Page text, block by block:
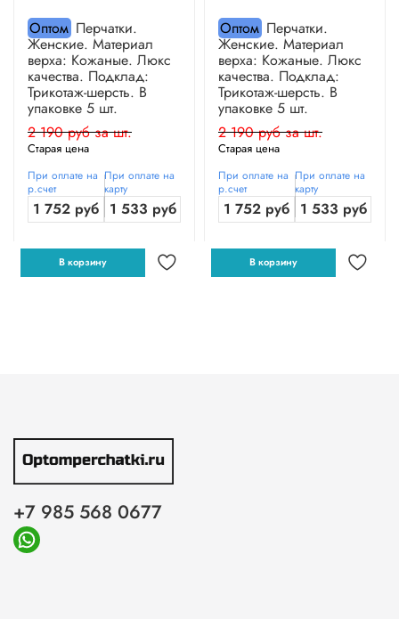
ОптомПерчатки.
Женские. Материал
верха: Кожаные. Люкс
качества. Подклад:
Трикотаж-шерсть. В
упаковке 5 шт.
2 190 руб за шт.
Старая цена
При оплате на
р.счет
1 752 руб
При оплате на
карту
1 533 руб
В корзину
ОптомПерчатки.
Женские. Материал
верха: Кожаные. Люкс
качества. Подклад:
Трикотаж-шерсть. В
упаковке 5 шт.
2 190 руб за шт.
Старая цена
При оплате на
р.счет
1 752 руб
При оплате на
карту
1 533 руб
В корзину
+7 985 568 0677